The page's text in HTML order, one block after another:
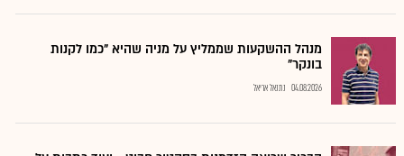
מנהל ההשקעות שממליץ על מניה שהיא "כמו לקנות
בונקר"
04.08.2026 נתנאל אריאל